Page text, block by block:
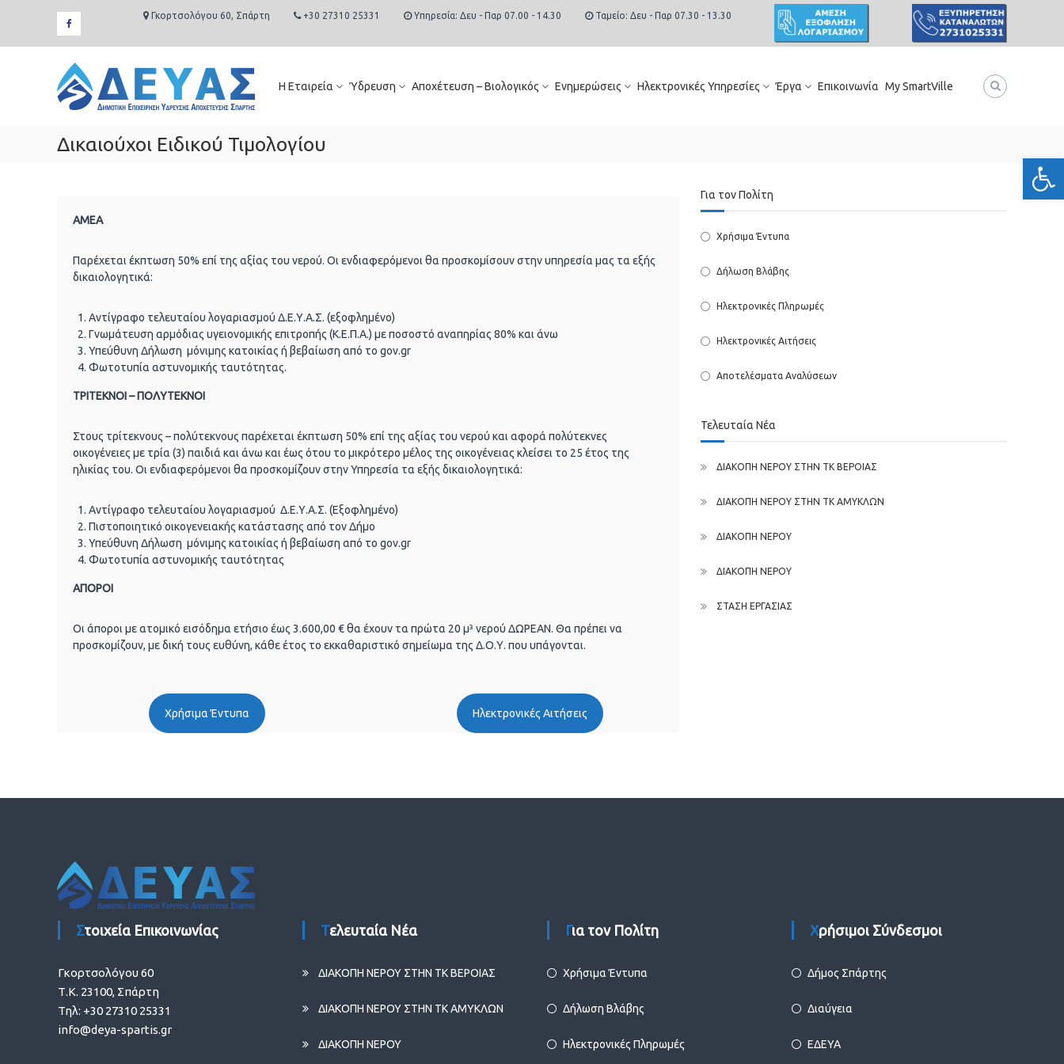
facebook
Γκορτσολόγου 60, Σπάρτη +30 27310 25331 Υπηρεσία: Δευ - Παρ 07.00 - 14.30 Ταμείο: Δευ - Παρ 07.30 - 13.30
Δ.Ε.Υ.Α.
Σπάρτης
Δημοτική
Αποχέτευσης
Η Εταιρεία Ύδρευση Αποχέτευση – Βιολογικός Ενημερώσεις Ηλεκτρονικές Υπηρεσίες Έργα Επικοινωνία My SmartVille
Δικαιούχοι Ειδικού Τιμολογίου
ΑΜΕΑ
Παρέχεται έκπτωση 50% επί της αξίας του νερού. Οι ενδιαφερόμενοι θα προσκομίσουν στην υπηρεσία μας τα εξής
δικαιολογητικά:
Αντίγραφο τελευταίου λογαριασμού Δ.Ε.Υ.Α.Σ. (εξοφλημένο)
Γνωμάτευση αρμόδιας υγειονομικής επιτροπής (Κ.Ε.Π.Α.) με ποσοστό αναπηρίας 80% και άνω
Υπεύθυνη Δήλωση μόνιμης κατοικίας ή βεβαίωση από το gov.gr
Φωτοτυπία αστυνομικής ταυτότητας.
ΤΡΙΤΕΚΝΟΙ – ΠΟΛΥΤΕΚΝΟΙ
Στους τρίτεκνους – πολύτεκνους παρέχεται έκπτωση 50% επί της αξίας του νερού και αφορά πολύτεκνες
οικογένειες με τρία (3) παιδιά και άνω και έως ότου το μικρότερο μέλος της οικογένειας κλείσει το 25 έτος της
ηλικίας του. Οι ενδιαφερόμενοι θα προσκομίζουν στην Υπηρεσία τα εξής δικαιολογητικά:
Αντίγραφο τελευταίου λογαριασμού Δ.Ε.Υ.Α.Σ. (Εξοφλημένο)
Πιστοποιητικό οικογενειακής κατάστασης από τον Δήμο
Υπεύθυνη Δήλωση μόνιμης κατοικίας ή βεβαίωση από το gov.gr
Φωτοτυπία αστυνομικής ταυτότητας
ΑΠΟΡΟΙ
Οι άποροι με ατομικό εισόδημα ετήσιο έως 3.600,00 € θα έχουν τα πρώτα 20 μ³ νερού ΔΩΡΕΑΝ. Θα πρέπει να
προσκομίζουν, με δική τους ευθύνη, κάθε έτος το εκκαθαριστικό σημείωμα της Δ.Ο.Υ. που υπάγονται.
Χρήσιμα Έντυπα Ηλεκτρονικές Αιτήσεις
Για τον Πολίτη
Χρήσιμα Έντυπα
Δήλωση Βλάβης
Ηλεκτρονικές Πληρωμές
Ηλεκτρονικές Αιτήσεις
Αποτελέσματα Αναλύσεων
Τελευταία Νέα
ΔΙΑΚΟΠΗ ΝΕΡΟΥ ΣΤΗΝ ΤΚ ΒΕΡΟΙΑΣ
ΔΙΑΚΟΠΗ ΝΕΡΟΥ ΣΤΗΝ ΤΚ ΑΜΥΚΛΩΝ
ΔΙΑΚΟΠΗ ΝΕΡΟΥ
ΔΙΑΚΟΠΗ ΝΕΡΟΥ
ΣΤΑΣΗ ΕΡΓΑΣΙΑΣ
Στοιχεία Επικοινωνίας
Γκορτσολόγου 60
Τ.Κ. 23100, Σπάρτη
Τηλ: +30 27310 25331
info@deya-spartis.gr
Τελευταία Νέα
ΔΙΑΚΟΠΗ ΝΕΡΟΥ ΣΤΗΝ ΤΚ ΒΕΡΟΙΑΣ
ΔΙΑΚΟΠΗ ΝΕΡΟΥ ΣΤΗΝ ΤΚ ΑΜΥΚΛΩΝ
ΔΙΑΚΟΠΗ ΝΕΡΟΥ
Για τον Πολίτη
Χρήσιμα Έντυπα
Δήλωση Βλάβης
Ηλεκτρονικές Πληρωμές
Χρήσιμοι Σύνδεσμοι
Δήμος Σπάρτης
Διαύγεια
ΕΔΕΥΑ